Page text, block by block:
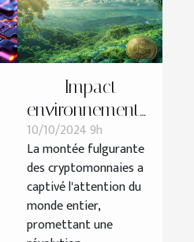
Impact
environnemental
des
cryptomonnaies
: vérités et
solutions
10/10/2024 9h
La montée fulgurante
des cryptomonnaies a
captivé l'attention du
monde entier,
promettant une